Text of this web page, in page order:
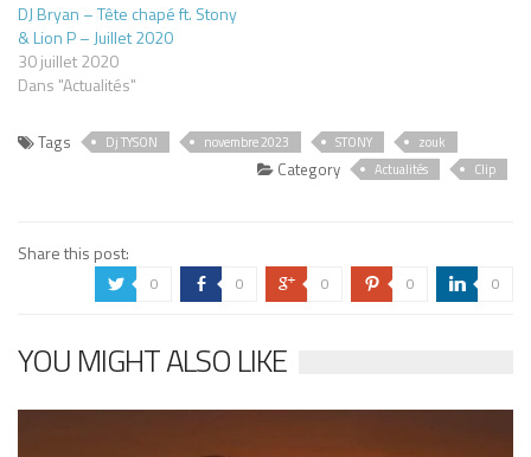
DJ Bryan – Tête chapé ft. Stony
& Lion P – Juillet 2020
30 juillet 2020
Dans "Actualités"
Tags Dj TYSON novembre 2023 STONY zouk
Category Actualités Clip
Share this post:
a 0 b 0 c 0 d 0 j 0
YOU MIGHT ALSO LIKE